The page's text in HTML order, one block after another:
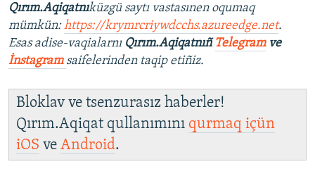
Qırım.Aqiqatnıküzgü saytı vastasınen oqumaq
mümkün:https://krymrcriywdcchs.azureedge.net.
Esas adise-vaqialarnı Qırım.AqiqatnıñTelegramve
İnstagram saifelerinden taqip etiñiz.
Bloklav ve tsenzurasız haberler!
Qırım.Aqiqat qullanımını qurmaq içün
iOS ve Android.